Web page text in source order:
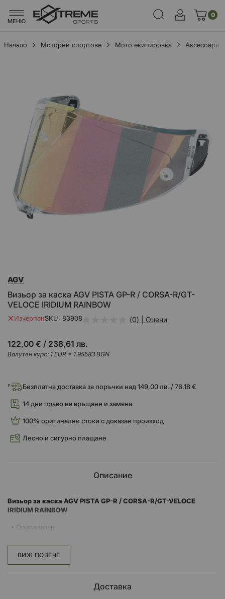
МЕНЮ
0
Начало Моторни спортове Мото екипировка
Аксесоари
изображенията
към
на
галерия
със
снимки
Визьор за каска AGV PISTA GP-R / CORSA-R/GT-
VELOCE IRIDIUM RAINBOW
AGV
ИзчерпанSKU 83908 (0) | Оцени
122,00 € / 238,61 лв.
Валутен курс: 1 EUR = 1.95583 BGN
Безплатна доставка за поръчки над 149,00 лв. / 76.18 €
14 дни право на връщане и замяна
100% оригинални стоки с доказан произход
Лесно и сигурно плащане
Описание
Визьор за каска AGV PISTA GP-R / CORSA-R/GT-VELOCE
IRIDIUM RAINBOW
Оригинален
Съвместим с моделите на AGV:
ВИЖ ПОВЕЧЕ
Доставка